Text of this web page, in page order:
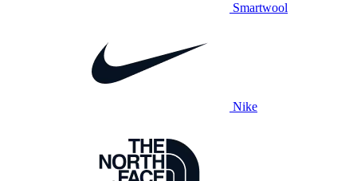
Smartwool
Nike